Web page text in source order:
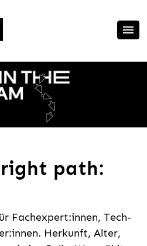
right path:
Fachexpert:innen, Tech-
Herkunft, Alter,